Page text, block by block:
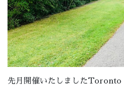
先月開催いたしましたToronto